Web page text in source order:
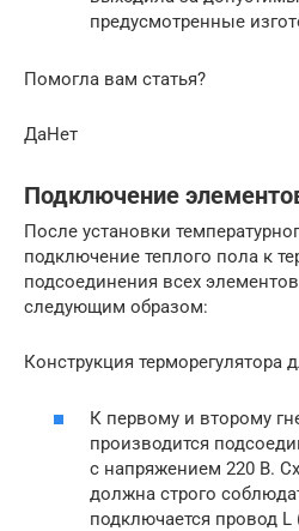
предусмотренные
Помогла вам статья?
ДаНет
Подключение
После установки
подключение теплого пола к
подсоединения всех
следующим образом:
Конструкция терморегулятора
К первому и второму
производится
с напряжением 220 В.
должна строго
подключается провод